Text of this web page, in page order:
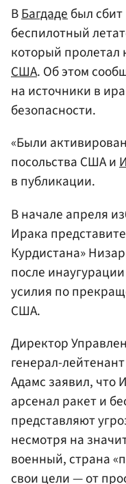
ВБагдадебыл
беспилотный
который пролетал
США. Об этом
на источники в
безопасности.
«Были
посольства США и
в публикации.
В начале апреля
Ирака
Курдистана»
после инаугурации
усилия по
США.
Директор
генерал-
Адамс заявил, что
арсенал ракет и
представляют
несмотря на
военный, страна
свои цели — от